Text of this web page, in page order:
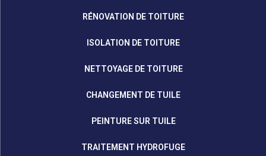
RÉNOVATION DE TOITURE
ISOLATION DE TOITURE
NETTOYAGE DE TOITURE
CHANGEMENT DE TUILE
PEINTURE SUR TUILE
TRAITEMENT HYDROFUGE